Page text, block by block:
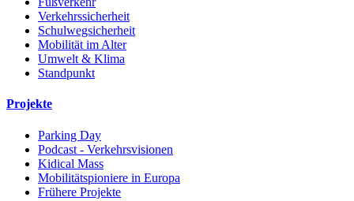
Verkehrssicherheit
Schulwegsicherheit
Mobilität im Alter
Umwelt & Klima
Standpunkt
Projekte
Parking Day
Podcast - Verkehrsvisionen
Kidical Mass
Mobilitätspioniere in Europa
Frühere Projekte